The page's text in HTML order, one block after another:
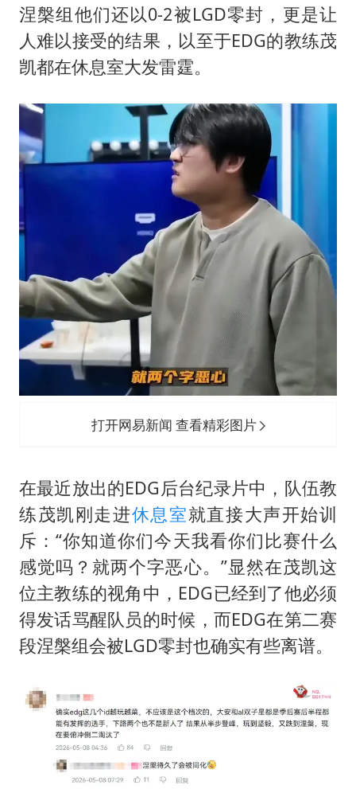
涅槃组他们还以0-2被LGD零封，更是让
人难以接受的结果，以至于EDG的教练茂
凯都在休息室大发雷霆。
打开网易新闻 查看精彩图片
在最近放出的EDG后台纪录片中，队伍教
练茂凯刚走进休息室就直接大声开始训
斥：“你知道你们今天我看你们比赛什么
感觉吗？就两个字恶心。”显然在茂凯这
位主教练的视角中，EDG已经到了他必须
得发话骂醒队员的时候，而EDG在第二赛
段涅槃组会被LGD零封也确实有些离谱。